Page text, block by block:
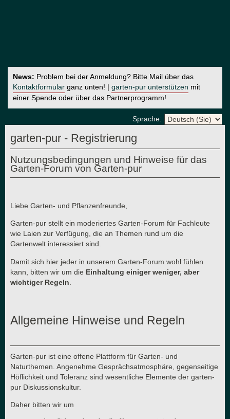
News: Problem bei der Anmeldung? Bitte Mail über das
Kontaktformular ganz unten! | garten-pur unterstützen mit
einer Spende oder über das Partnerprogramm!
Sprache:
garten-pur - Registrierung
Nutzungsbedingungen und Hinweise für das
Garten-Forum von Garten-pur
Liebe Garten- und Pflanzenfreunde,
Garten-pur stellt ein moderiertes Garten-Forum für Fachleute
wie Laien zur Verfügung, die an Themen rund um die
Gartenwelt interessiert sind.
Damit sich hier jeder in unserem Garten-Forum wohl fühlen
kann, bitten wir um die Einhaltung einiger weniger, aber
wichtiger Regeln
Allgemeine Hinweise und Regeln
Garten-pur ist eine offene Plattform für Garten- und
Naturthemen. Angenehme Gesprächsatmosphäre, gegenseitige
Höflichkeit und Toleranz sind wesentliche Elemente der garten-
pur Diskussionskultur.
Daher bitten wir um